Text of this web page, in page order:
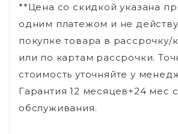
**Цена со скидкой указана
одним платежом и не
покупке товара в рассрочку/
или по картам рассрочки.
стоимость уточняйте у
Гарантия 12 месяцев+24 мес
обслуживания.